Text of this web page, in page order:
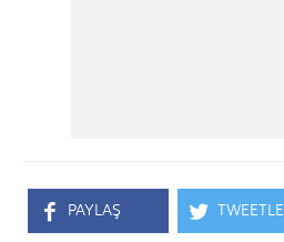
PAYLAŞ TWEETLE